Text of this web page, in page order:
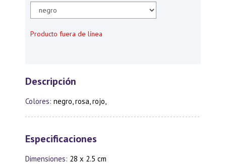
Producto fuera de línea
Descripción
Colores: negro, rosa, rojo,
Especificaciones
Dimensiones: 28 x 2.5 cm